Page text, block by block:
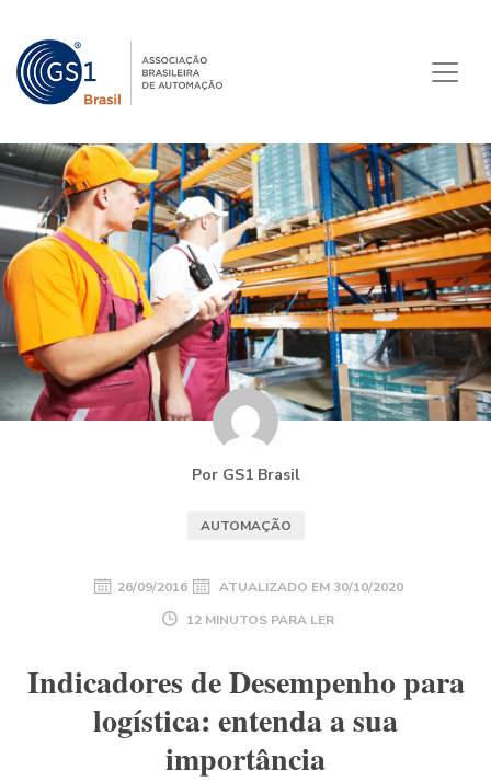
Por GS1 Brasil
AUTOMAÇÃO
26/09/2016 ATUALIZADO EM 30/10/2020
12 MINUTOS PARA LER
Indicadores de Desempenho para
logística: entenda a sua
importância